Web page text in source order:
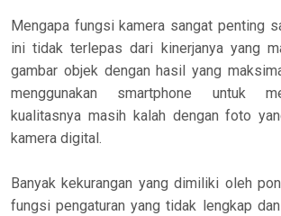
Mengapa fungsi kamera sangat penting
ini tidak terlepas dari kinerjanya yang
gambar objek dengan hasil yang
menggunakan smartphone untuk
kualitasnya masih kalah dengan foto
kamera digital.
Banyak kekurangan yang dimiliki oleh
fungsi pengaturan yang tidak lengkap